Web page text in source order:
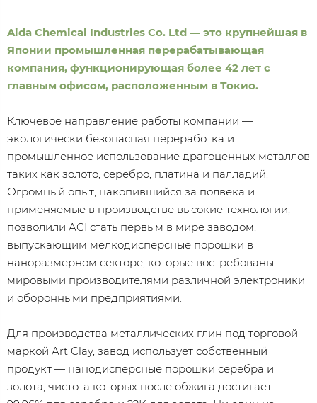
Aida Chemical Industries Co. Ltd — это крупнейшая в
Японии промышленная перерабатывающая
компания, функционирующая более 42 лет с
главным офисом, расположенным в Токио.
Ключевое направление работы компании —
экологически безопасная переработка и
промышленное использование драгоценных металлов
таких как золото, серебро, платина и палладий.
Огромный опыт, накопившийся за полвека и
применяемые в производстве высокие технологии,
позволили ACI стать первым в мире заводом,
выпускающим мелкодисперсные порошки в
наноразмерном секторе, которые востребованы
мировыми производителями различной электроники
и оборонными предприятиями.
Для производства металлических глин под торговой
маркой Art Clay, завод использует собственный
продукт — нанодисперсные порошки серебра и
золота, чистота которых после обжига достигает